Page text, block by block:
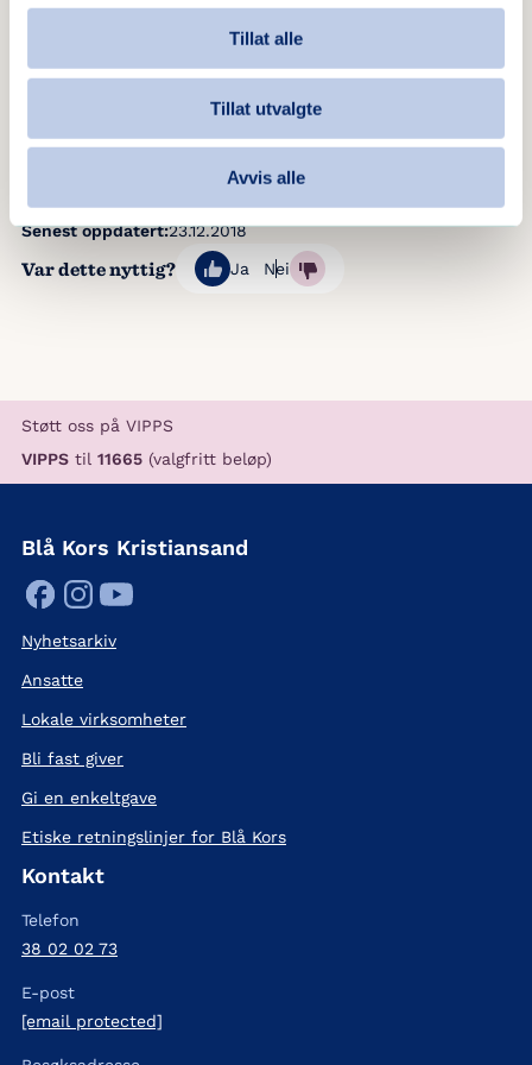
Tillat alle
Tillat utvalgte
Avvis alle
Din oppfordring til andre:
Jeg vil oppfordre alle som er kommet til
Kristiansand som flyktning eller asylsøker å ta
kontakt med Blå Kors. Det er godt å kjenne at
Var dette nyttig? Ja Nei
Senest oppdatert:23.12.2018
Støtt oss på VIPPS
VIPPS til 11665 (valgfritt beløp)
Blå Kors Kristiansand
Nyhetsarkiv
Ansatte
Lokale virksomheter
Bli fast giver
Gi en enkeltgave
Etiske retningslinjer for Blå Kors
Kontakt
Telefon
38 02 02 73
E-post
[email protected]